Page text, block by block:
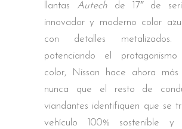
llantas Autechde 17″ de
innovador y moderno color
con detalles metalizados.
potenciando el
color, Nissan hace ahora
nunca que el resto de
viandantes identifiquen que se
vehículo 100% sostenible